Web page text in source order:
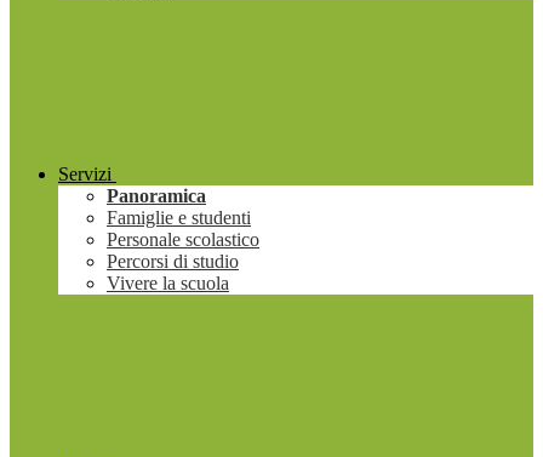
Servizi
Panoramica
Famiglie e studenti
Personale scolastico
Percorsi di studio
Vivere la scuola